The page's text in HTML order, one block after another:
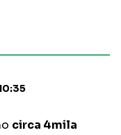
circa 4mila